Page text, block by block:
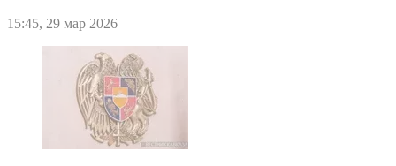
15:45, 29 мар 2026